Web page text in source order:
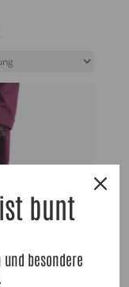
bunt
und besondere